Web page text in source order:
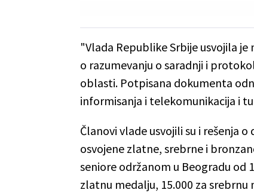
"Vlada Republike Srbije usvojila
o razumevanju o saradnji i
oblasti. Potpisana dokumenta
informisanja i telekomunikacija i
Članovi vlade usvojili su i rešenja
osvojene zlatne, srebrne i
seniore održanom u Beogradu od
zlatnu medalju, 15.000 za srebrnu